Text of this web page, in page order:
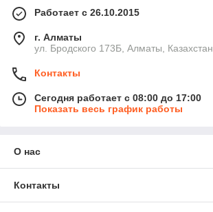
Работает с 26.10.2015
г. Алматы
ул. Бродского 173Б, Алматы, Казахстан
Контакты
Сегодня работает с 08:00 до 17:00
Показать весь график работы
О нас
Контакты